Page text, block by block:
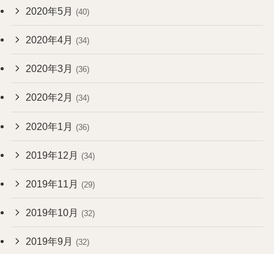
2020年5月 (40)
2020年4月 (34)
2020年3月 (36)
2020年2月 (34)
2020年1月 (36)
2019年12月 (34)
2019年11月 (29)
2019年10月 (32)
2019年9月 (32)